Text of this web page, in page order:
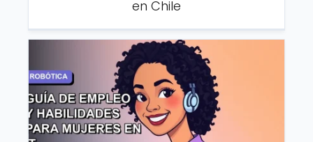
en Chile